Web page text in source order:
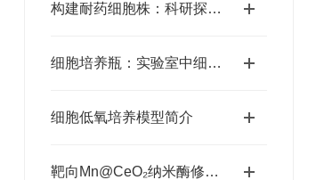
构建耐药细胞株：科研探索的坚实基石
细胞培养瓶：实验室中细胞生长的摇篮
细胞低氧培养模型简介
靶向Mn@CeO₂纳米酶修饰的益生菌水凝胶微球重塑炎症性肠病中的肠道稳态